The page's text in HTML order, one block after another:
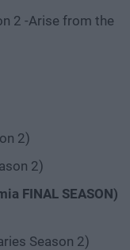
2 -Arise from the
2)
2)
FINAL SEASON)
Season 2)